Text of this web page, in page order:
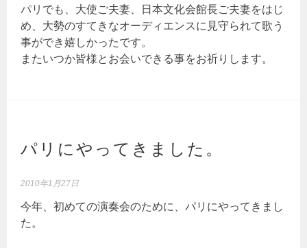
パリでも、大使ご夫妻、日本文化会館長ご夫妻をはじ
め、大勢のすてきなオーディエンスに見守られて歌う
事ができ嬉しかったです。
またいつか皆様とお会いできる事をお祈りします。
パリにやってきました。
2010年1月27日
今年、初めての演奏会のために、パリにやってきまし
た。